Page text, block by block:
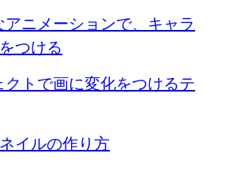
アニメーションで、キャラ
つける
クトで画に変化をつけるテ
イルの作り方